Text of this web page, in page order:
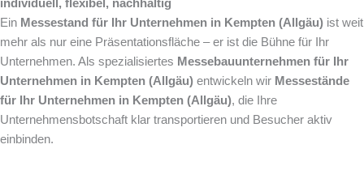
individuell, flexibel, nachhaltig
Ein Messestand für Ihr Unternehmen in Kempten (Allgäu) ist weit
mehr als nur eine Präsentationsfläche – er ist die Bühne für Ihr
Unternehmen. Als spezialisiertes Messebauunternehmen für Ihr
Unternehmen in Kempten (Allgäu) entwickeln wir Messestände
für Ihr Unternehmen in Kempten (Allgäu), die Ihre
Unternehmensbotschaft klar transportieren und Besucher aktiv
einbinden.